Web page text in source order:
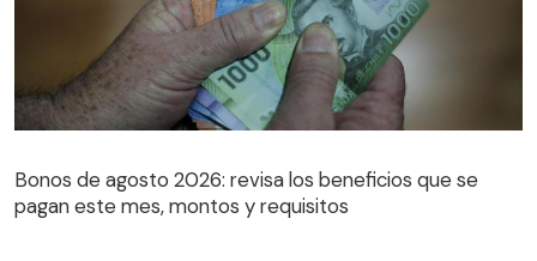
Bonos de agosto 2026: revisa los beneficios que se
pagan este mes, montos y requisitos